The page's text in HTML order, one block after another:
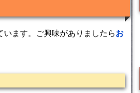
ます。ご興味がありましたらお